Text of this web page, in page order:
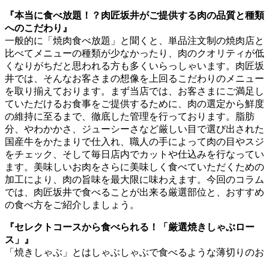
『本当に食べ放題！？肉匠坂井がご提供する肉の品質と種類
へのこだわり』
一般的に「焼肉食べ放題」と聞くと、単品注文制の焼肉店と
比べてメニューの種類が少なかったり、肉のクオリティが低
くなりがちだと思われる方も多くいらっしゃいます。肉匠坂
井では、そんなお客さまの想像を上回るこだわりのメニュー
を取り揃えております。まず当店では、お客さまにご満足し
ていただけるお食事をご提供するために、肉の選定から鮮度
の維持に至るまで、徹底した管理を行っております。脂肪
分、やわかかさ、ジューシーさなど厳しい目で選び出された
国産牛をかたまりで仕入れ、職人の手によって肉の目やスジ
をチェック、そして毎日店内でカットや仕込みを行なってい
ます。美味しいお肉をさらに美味しく食べていただくための
加工により、肉の旨味を最大限に味わえます。今回のコラム
では、肉匠坂井で食べることが出来る厳選部位と、おすすめ
の食べ方をご紹介しましょう。
『セレクトコースから食べられる！「厳選焼きしゃぶロー
ス」』
「焼きしゃぶ」とはしゃぶしゃぶで食べるような薄切りのお